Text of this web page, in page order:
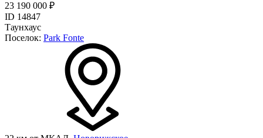
23 190 000 ₽
ID 14847
Таунхаус
Поселок: Park Fonte